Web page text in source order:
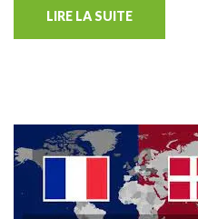
LIRE LA SUITE